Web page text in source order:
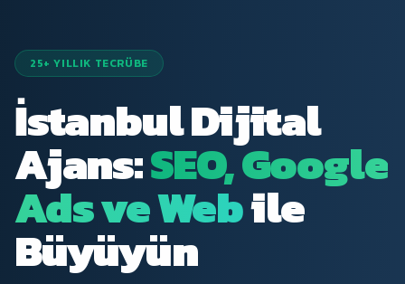
25+ YILLIK TECRÜBE
İstanbul Dijital
Ajans:SEO, Google
Ads ve Webile
Büyüyün